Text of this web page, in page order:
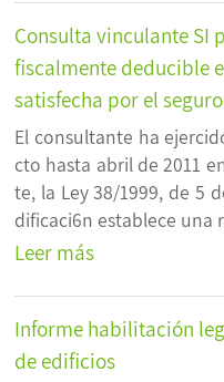
Consulta vinculante SI
fiscalmente deducible
satisfecha por el
El consultante ha
cto hasta abril de 2011
te, la Ley 38/1999, de 5
dificaci6n establece una
Leer más
Informe habilitación
de edificios